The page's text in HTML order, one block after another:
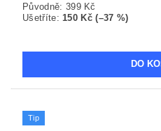
Původně: 399 Kč
Ušetříte: 150 Kč (–37 %)
Tip